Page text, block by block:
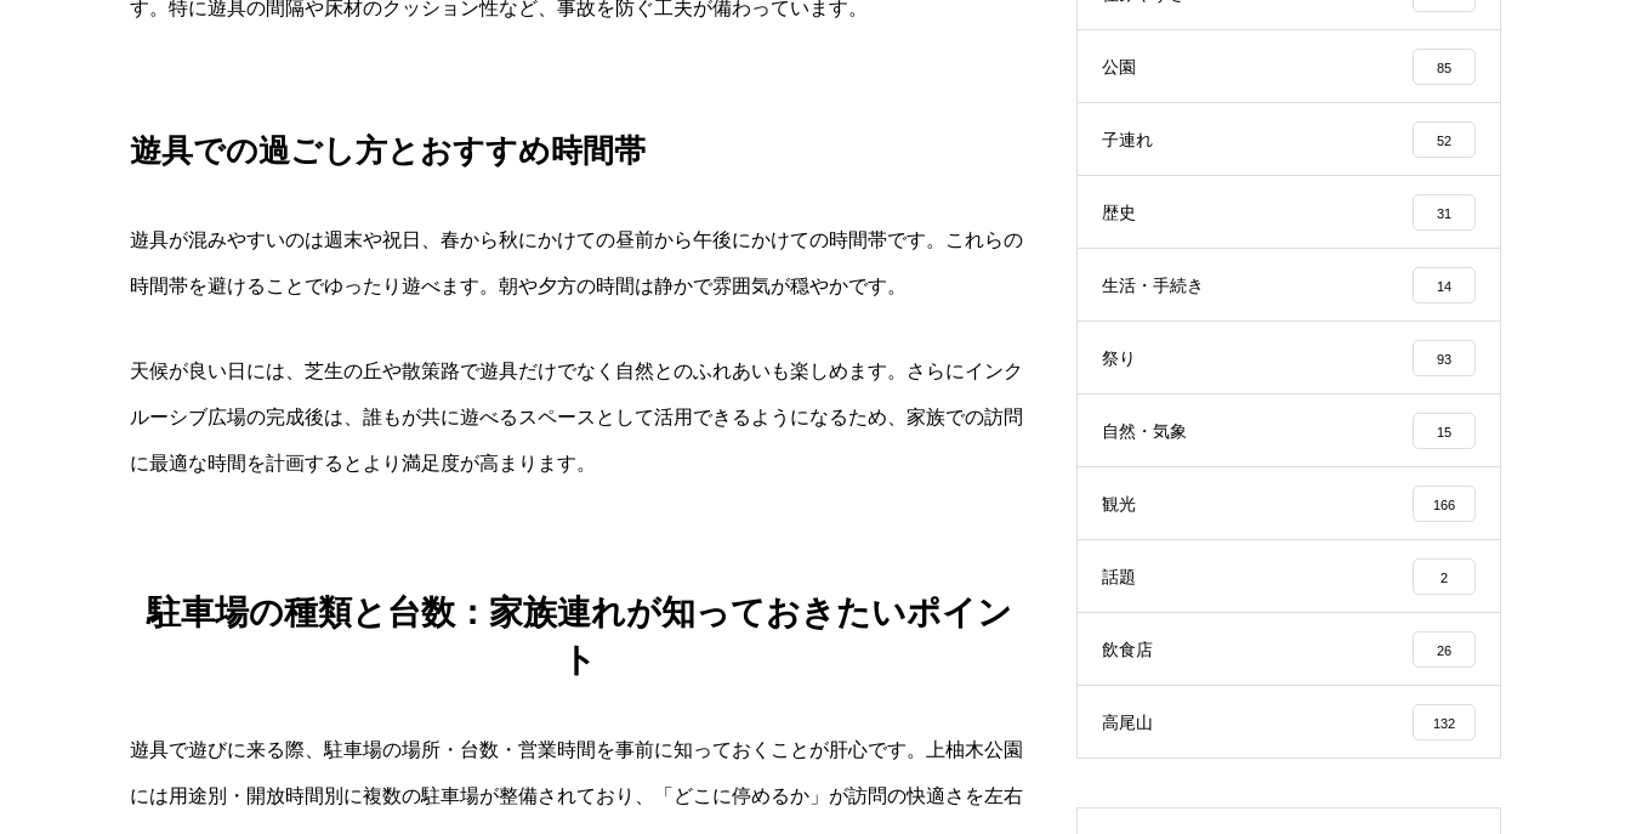
す。特に遊具の間隔や床材のクッション性など、事故を防ぐ工夫が備わっています。
遊具での過ごし方とおすすめ時間帯
遊具が混みやすいのは週末や祝日、春から秋にかけての昼前から午後にかけての時間帯です。これらの
時間帯を避けることでゆったり遊べます。朝や夕方の時間は静かで雰囲気が穏やかです。
天候が良い日には、芝生の丘や散策路で遊具だけでなく自然とのふれあいも楽しめます。さらにインク
ルーシブ広場の完成後は、誰もが共に遊べるスペースとして活用できるようになるため、家族での訪問
に最適な時間を計画するとより満足度が高まります。
駐車場の種類と台数：家族連れが知っておきたいポイン
ト
遊具で遊びに来る際、駐車場の場所・台数・営業時間を事前に知っておくことが肝心です。上柚木公園
には用途別・開放時間別に複数の駐車場が整備されており、「どこに停めるか」が訪問の快適さを左右
公園 85
子連れ 52
歴史 31
生活・手続き 14
祭り 93
自然・気象 15
観光 166
話題 2
飲食店 26
高尾山 132